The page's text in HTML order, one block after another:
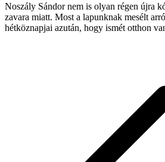
Noszály Sándor nem is olyan régen újra
zavara miatt. Most a lapunknak mesélt
hétköznapjai azután, hogy ismét otthon